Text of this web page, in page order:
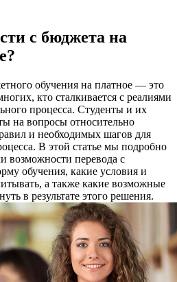
с бюджета на
обучения на платное — это
кто сталкивается с реалиями
процесса. Студенты и их
на вопросы относительно
и необходимых шагов для
В этой статье мы подробно
возможности перевода с
обучения, какие условия и
а также какие возможные
в результате этого решения.